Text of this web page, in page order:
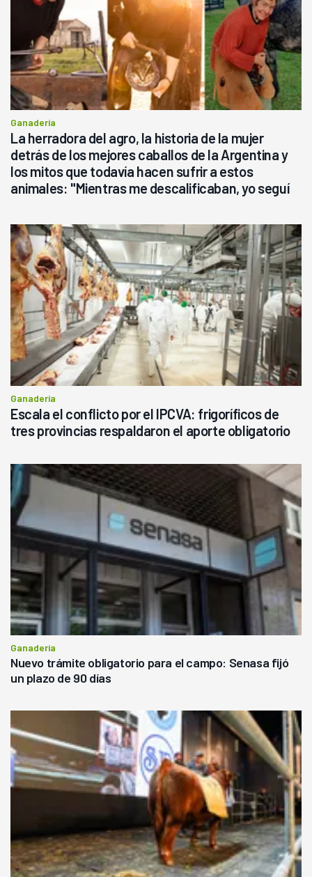
Ganadería
La herradora del agro, la historia de la mujer
detrás de los mejores caballos de la Argentina y
los mitos que todavía hacen sufrir a estos
animales: "Mientras me descalificaban, yo seguí
Ganadería
Escala el conflicto por el IPCVA: frigoríficos de
tres provincias respaldaron el aporte obligatorio
Ganadería
Nuevo trámite obligatorio para el campo: Senasa fijó
un plazo de 90 días